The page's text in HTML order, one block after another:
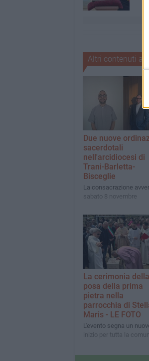
Altri contenuti a
Due nuove
sacerdotali
nell'arcidiocesi di
Trani-Barletta-
Bisceglie
La consacrazione
sabato 8 novembre
La cerimonia della
posa della prima
pietra nella
parrocchia di
Maris - LE FOTO
L'evento segna un
inizio per tutta la